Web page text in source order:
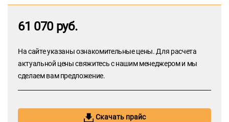
61 070 руб.
На сайте указаны ознакомительные цены. Для расчета
актуальной цены свяжитесь с нашим менеджером и мы
сделаем вам предложение.
Скачать прайс